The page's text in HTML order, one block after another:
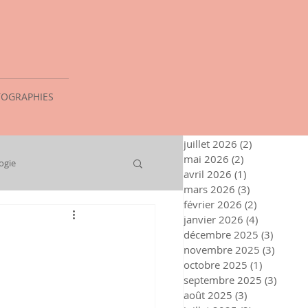
juillet 2026 (2)
mai 2026 (2)
avril 2026 (1)
mars 2026 (3)
février 2026 (2)
janvier 2026 (4)
décembre 2025 (3)
novembre 2025 (3)
octobre 2025 (1)
septembre 2025 (3)
août 2025 (3)